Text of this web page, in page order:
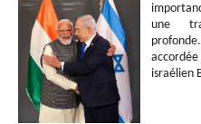
une
israélien